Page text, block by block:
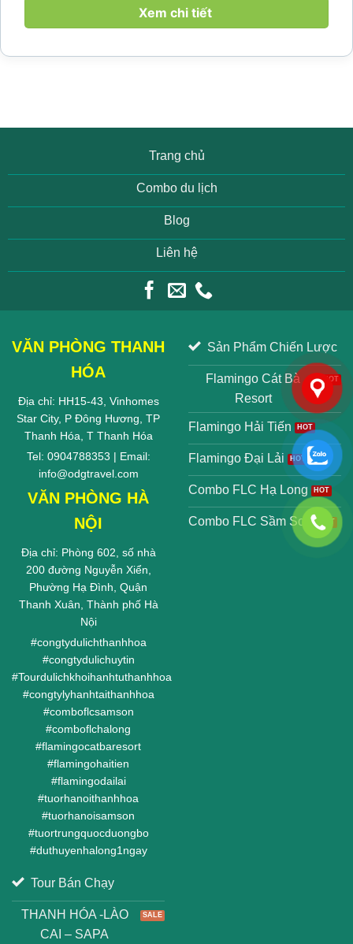
làng yên bình, thác...Xem chi tiết
Trang chủ
Combo du lịch
Blog
Liên hệ
VĂN PHÒNG THANH
HÓA
Địa chỉ: HH15-43, Vinhomes
Star City, P Đông Hương, TP
Thanh Hóa, T Thanh Hóa
Tel: 0904788353 | Email:
info@odgtravel.com
VĂN PHÒNG HÀ
NỘI
Địa chỉ: Phòng 602, số nhà
200 đường Nguyễn Xiển,
Phường Hạ Đình, Quận
Thanh Xuân, Thành phố Hà
Nội
#congtydulichthanhhoa
#congtydulichuytin
#Tourdulichkhoihanhtuthanhhoa
#congtylyhanhtaithanhhoa
#comboflcsamson
#comboflchalong
#flamingocatbaresort
#flamingohaitien
#flamingodailai
#tuorhanoithanhhoa
#tuorhanoisamson
#tuortrungquocduongbo
#duthuyenhalong1ngay
Sản Phẩm Chiến Lược
Flamingo Cát Bà
Resort
Flamingo Hải Tiến
Flamingo Đại Lải
Combo FLC Hạ Long
Combo FLC Sầm Sơn
Tour Bán Chạy
THANH HÓA -LÀO
CAI – SAPA